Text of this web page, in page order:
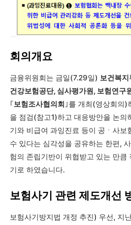
회의개요
금융위원회는 금일(7.29일) 보건복
건강보험공단, 심사평가원, 보험연구
｢보험조사협의회 ｣를 개최(영상회의
을 점검(참고1)하고 대응방안을 논의
기와 비급여 과잉진료 등이 공ㆍ사보
수 있다는 심각성을 공유하는 한편,
험의 존립기반이 위협받고 있는 만큼
기로 하였습니다.
보험사기 관련 제도개선
보험사기방지법 개정 추진) 우선, 지